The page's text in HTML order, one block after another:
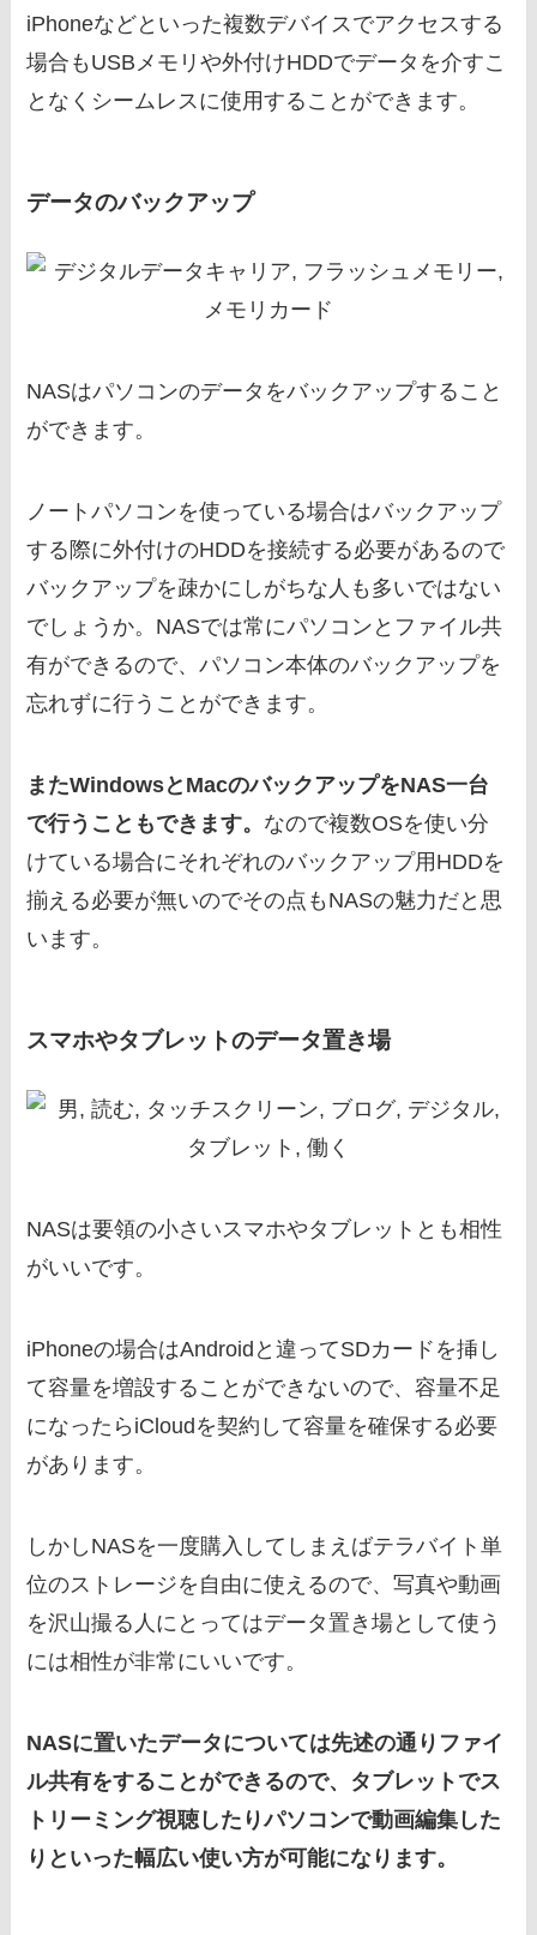
iPhoneなどといった複数デバイスでアクセスする
場合もUSBメモリや外付けHDDでデータを介すこ
となくシームレスに使用することができます。
データのバックアップ
NASはパソコンのデータをバックアップすること
ができます。
ノートパソコンを使っている場合はバックアップ
する際に外付けのHDDを接続する必要があるので
バックアップを疎かにしがちな人も多いではない
でしょうか。NASでは常にパソコンとファイル共
有ができるので、パソコン本体のバックアップを
忘れずに行うことができます。
またWindowsとMacのバックアップをNAS一台
で行うこともできます。 なので複数OSを使い分
けている場合にそれぞれのバックアップ用HDDを
揃える必要が無いのでその点もNASの魅力だと思
います。
スマホやタブレットのデータ置き場
NASは要領の小さいスマホやタブレットとも相性
がいいです。
iPhoneの場合はAndroidと違ってSDカードを挿し
て容量を増設することができないので、容量不足
になったらiCloudを契約して容量を確保する必要
があります。
しかしNASを一度購入してしまえばテラバイト単
位のストレージを自由に使えるので、写真や動画
を沢山撮る人にとってはデータ置き場として使う
には相性が非常にいいです。
NASに置いたデータについては先述の通りファイ
ル共有をすることができるので、タブレットでス
トリーミング視聴したりパソコンで動画編集した
りといった幅広い使い方が可能になります。